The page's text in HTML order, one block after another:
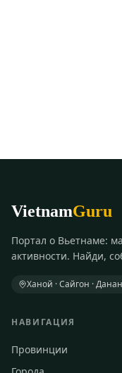
VietnamGuru
Портал о Вьетнаме:
активности. Найди,
Ханой · Сайгон ·
НАВИГАЦИЯ
Провинции